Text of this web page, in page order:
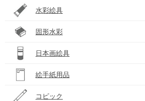
水彩絵具
固形水彩
日本画絵具
絵手紙用品
コピック